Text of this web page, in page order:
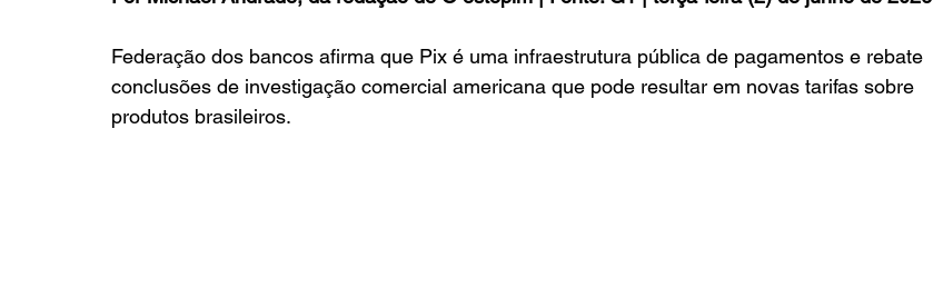
Federação dos bancos afirma que Pix é uma infraestrutura pública de pagamentos e rebate
conclusões de investigação comercial americana que pode resultar em novas tarifas sobre
produtos brasileiros.